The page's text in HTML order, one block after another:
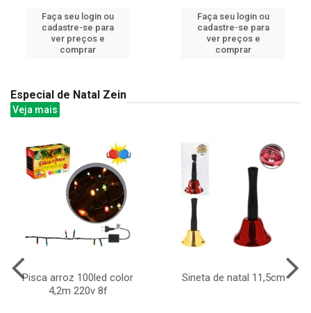
Faça seu login ou
cadastre-se para
ver preços e
comprar
Faça seu login ou
cadastre-se para
ver preços e
comprar
Especial de Natal Zein
Veja mais
Pisca arroz 100led color
4,2m 220v 8f
Sineta de natal 11,5cm